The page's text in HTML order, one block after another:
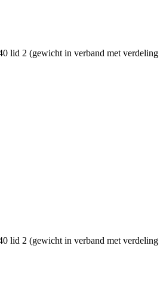
lid 2 (gewicht in verband met verdeling
lid 2 (gewicht in verband met verdeling